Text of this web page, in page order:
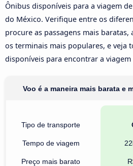
Ônibus disponíveis para a viagem
do México. Verifique entre os
procure as passagens mais baratas,
os terminais mais populares, e veja
disponíveis para encontrar a
Voo é a maneira mais barata e
Tipo de transporte
Tempo de viagem
Preço mais barato